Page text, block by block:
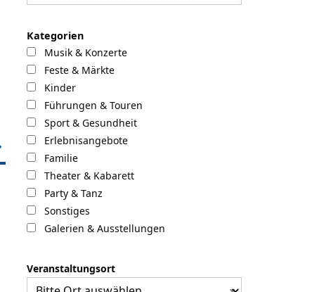
Kategorien
Musik & Konzerte
Feste & Märkte
Kinder
Führungen & Touren
Sport & Gesundheit
Erlebnisangebote
Familie
Theater & Kabarett
Party & Tanz
Sonstiges
Galerien & Ausstellungen
Veranstaltungsort